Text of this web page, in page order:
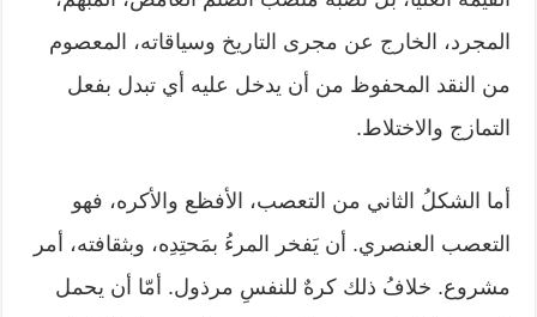
المجرد، الخارج عن مجرى التاريخ وسياقاته، المعصوم
من النقد المحفوظ من أن يدخل عليه أي تبدل بفعل
التمازج والاختلاط.
أما الشكلُ الثاني من التعصب، الأفظع والأكره، فهو
التعصب العنصري. أن يَفخر المرءُ بمَحتِدِه، وبثقافته، أمر
مشروع. خلافُ ذلك كرهٌ للنفسِ مرذول. أمّا أن يحمل